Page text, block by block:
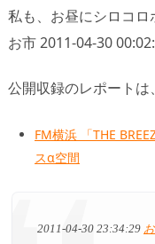
私も、お昼にシロコロ
お市 2011-04-30
公開収録のレポートは
FM横浜 「THE
スα空間
2011-04-30 23:34:29